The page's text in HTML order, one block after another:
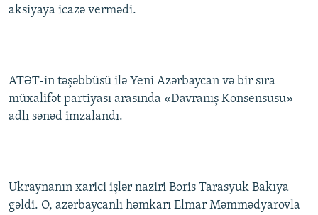
aksiyaya icazə vermədi.
ATƏT-in təşəbbüsü ilə Yeni Azərbaycan və bir sıra
müxalifət partiyası arasında «Davranış Konsensusu»
adlı sənəd imzalandı.
Ukraynanın xarici işlər naziri Boris Tarasyuk Bakıya
gəldi. O, azərbaycanlı həmkarı Elmar Məmmədyarovla